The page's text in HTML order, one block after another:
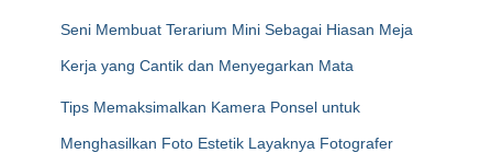
Seni Membuat Terarium Mini Sebagai Hiasan Meja
Kerja yang Cantik dan Menyegarkan Mata
Tips Memaksimalkan Kamera Ponsel untuk
Menghasilkan Foto Estetik Layaknya Fotografer